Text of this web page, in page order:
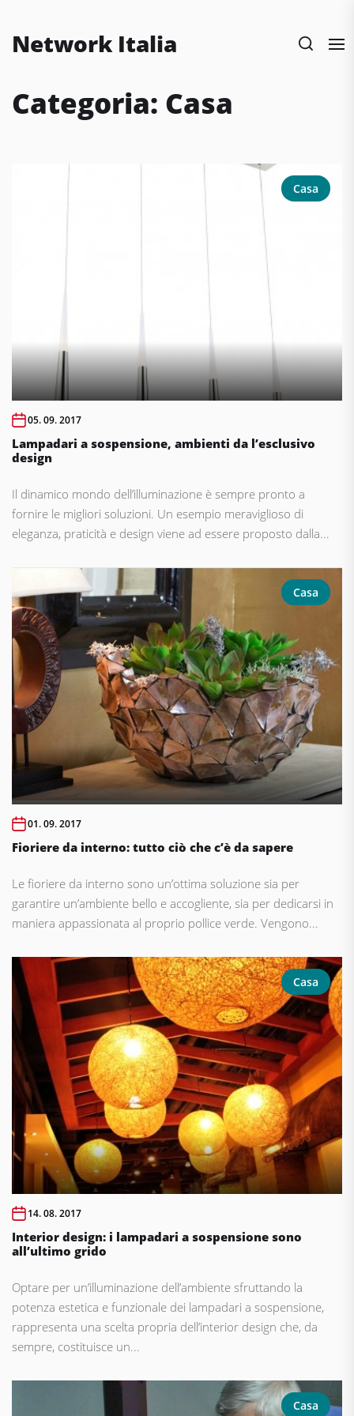
theNetwork Italia
Categoria: Casa
Casa
05. 09. 2017
Lampadari a sospensione, ambienti da l’esclusivo
design
Il dinamico mondo dell’illuminazione è sempre pronto a
fornire le migliori soluzioni. Un esempio meraviglioso di
eleganza, praticità e design viene ad essere proposto dalla...
Casa
01. 09. 2017
Fioriere da interno: tutto ciò che c’è da sapere
Le fioriere da interno sono un’ottima soluzione sia per
garantire un’ambiente bello e accogliente, sia per dedicarsi in
maniera appassionata al proprio pollice verde. Vengono...
Casa
14. 08. 2017
Interior design: i lampadari a sospensione sono
all’ultimo grido
Optare per un’illuminazione dell’ambiente sfruttando la
potenza estetica e funzionale dei lampadari a sospensione,
rappresenta una scelta propria dell’interior design che, da
sempre, costituisce un...
Casa